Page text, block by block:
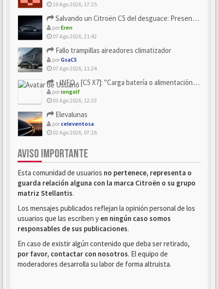
10 Ago 2026, 17:25
Salvando un Citroën C5 del desguace: Presentación y seguimiento
porEren
07 Ago 2026, 21:42
Fallo trampillas aireadores climatizador
porGsaC5
07 Ago 2026, 11:24
- INFO - [C5 X7]: "Carga batería o alimentación eléctri...
poriongolf
03 Ago 2026, 12:33
Elevalunas
porceleventosa
02 Ago 2026, 07:26
AVISO IMPORTANTE
Esta comunidad de usuarios no pertenece, representa o
guarda relación alguna con la marca Citroën o su grupo
matriz Stellantis.
Los mensajes publicados reflejan la opinión personal de los
usuarios que las escriben y en ningún caso somos
responsables de sus publicaciones.
En caso de existir algún contenido que deba ser retirado,
por favor, contactar con nosotros. El equipo de
moderadores desarrolla su labor de forma altruista.